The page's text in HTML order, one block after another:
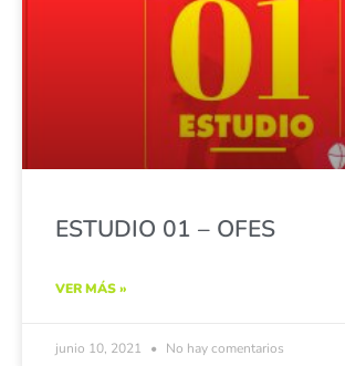
ESTUDIO 01 – OFES
VER MÁS »
junio 10, 2021 No hay comentarios